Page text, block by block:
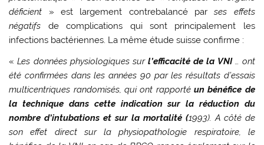
déficient » est largement contrebalancé parses effets
négatifs de complications qui sont principalement les
infections bactériennes. La même étude suisse confirme :
«Les données physiologiques surl’efficacité de la VNI… ont
été confirmées dans les années 90 par les résultats d’essais
multicentriques randomisés, qui ont rapportéun bénéfice de
la technique dans cette indication sur la réduction du
nombre d’intubations et sur la mortalité (1993). A côté de
son effet direct sur la physiopathologie respiratoire, le